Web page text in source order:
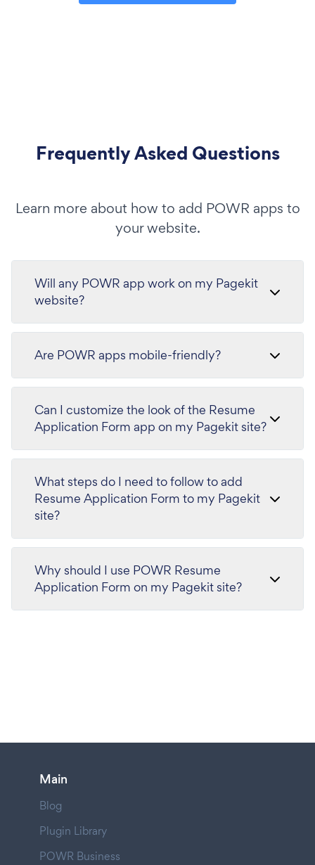
Frequently Asked Questions
Learn more about how to add POWR apps to
your website.
Will any POWR app work on my Pagekit
website?
Are POWR apps mobile-friendly?
Can I customize the look of the Resume
Application Form app on my Pagekit site?
What steps do I need to follow to add
Resume Application Form to my Pagekit
site?
Why should I use POWR Resume
Application Form on my Pagekit site?
Main
Blog
Plugin Library
POWR Business